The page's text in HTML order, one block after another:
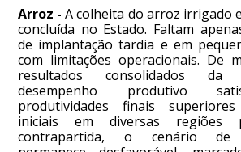
Arroz - A colheita do arroz irrigado
concluída no Estado. Faltam
de implantação tardia e em
com limitações operacionais. De
resultados consolidados da
desempenho produtivo
produtividades finais
iniciais em diversas regiões
contrapartida, o cenário de